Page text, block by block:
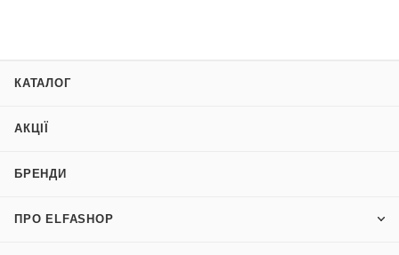
КАТАЛОГ
АКЦІЇ
БРЕНДИ
ПРО ELFASHOP